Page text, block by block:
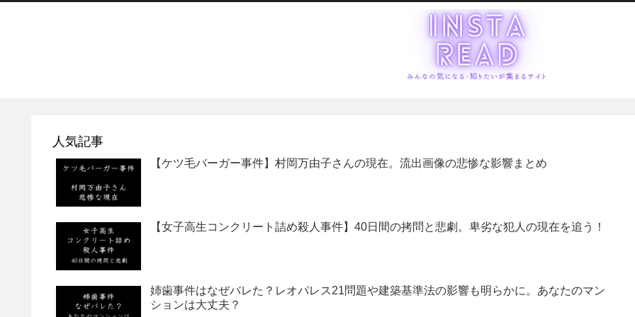
人気記事
【ケツ毛バーガー事件】村岡万由子さんの現在。流出画像の悲惨な影響まとめ
【女子高生コンクリート詰め殺人事件】40日間の拷問と悲劇。卑劣な犯人の現在を追う！
姉歯事件はなぜバレた？レオパレス21問題や建築基準法の影響も明らかに。あなたのマン
ションは大丈夫？